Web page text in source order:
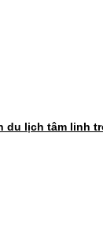
du lịch tâm linh